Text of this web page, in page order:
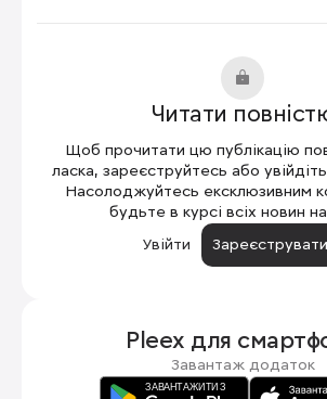
Читати
Щоб прочитати цю публікацію
ласка, зареєструйтесь або
Насолоджуйтесь ексклюзивним
будьте в курсі всіх новин
Увійти
Pleex для
Завантаж додаток